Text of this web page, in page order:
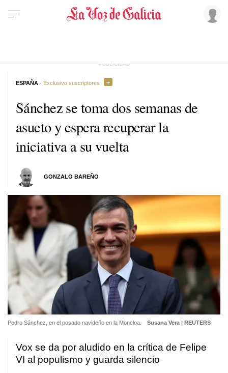
Sánchez se toma dos semanas de
asueto y espera recuperar la
iniciativa a su vuelta
GONZALO BAREÑO
ESPAÑA · Exclusivo suscriptores
Pedro Sánchez, en el posado navideño en la Moncloa. Susana Vera | REUTERS
Vox se da por aludido en la crítica de Felipe
VI al populismo y guarda silencio